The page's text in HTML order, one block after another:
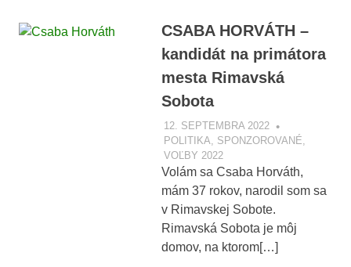
CSABA HORVÁTH –
kandidát na primátora
mesta Rimavská
Sobota
12. SEPTEMBRA 2022
POLITIKA
SPONZOROVANÉ
VOĽBY 2022
Volám sa Csaba Horváth,
mám 37 rokov, narodil som sa
v Rimavskej Sobote.
Rimavská Sobota je môj
domov, na ktorom[…]